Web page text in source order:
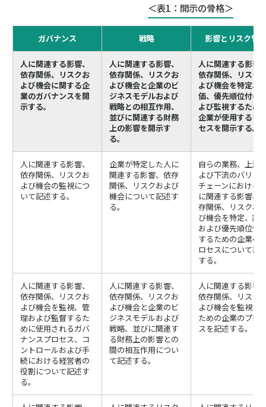
＜表1：開示の骨格＞
ガバナンス 戦略 影響とリスク管理
人に関連する影響、
依存関係、リスクお
よび機会に関する企
業のガバナンスを開
示する。
人に関連する影響、
依存関係、リスクお
よび機会と企業のビ
ジネスモデルおよび
戦略との相互作用、
並びに関連する財務
上の影響を開示す
る。
人に関連する影響
依存関係、リスク
よび機会を特定、
価、優先順位付け
よび監視するため
企業が使用するプ
セスを開示する。
人に関連する影響、
依存関係、リスクお
よび機会の監視につ
いて記述する。
企業が特定した人に
関連する影響、依存
関係、リスクおよび
機会について記述す
る。
自らの業務、上流
よび下流のバリュ
チェーンにおける
に関連する影響、
存関係、リスクお
び機会を特定、評
および優先順位付
するための企業の
ロセスについて記
する。
人に関連する影響、
依存関係、リスクお
よび機会を監視、管
理および監督するた
めに使用されるガバ
ナンスプロセス、コ
ントロールおよび手
続における経営者の
役割について記述す
る。
人に関連する影響、
依存関係、リスクお
よび機会と企業のビ
ジネスモデルおよび
戦略、並びに関連す
る財務上の影響との
間の相互作用につい
て記述する。
人に関連する影響
依存関係、リスク
よび機会を監視す
ための企業のプロ
スを記述する。